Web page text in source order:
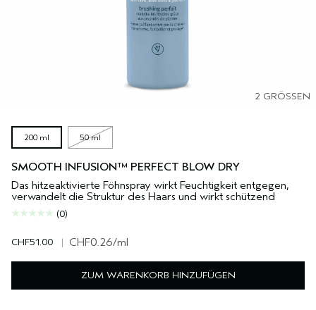
2 GRÖSSEN
200 ml 50 ml
SMOOTH INFUSION™ PERFECT BLOW DRY
Das hitzeaktivierte Föhnspray wirkt Feuchtigkeit entgegen,
verwandelt die Struktur des Haars und wirkt schützend
(0)
CHF51.00 | CHF0.26/ml
ZUM WARENKORB HINZUFÜGEN